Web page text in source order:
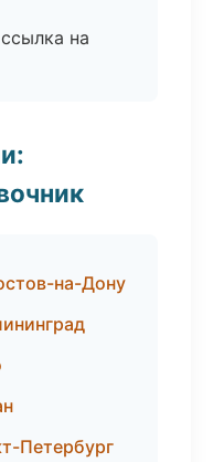
на
на-Дону
Петербург